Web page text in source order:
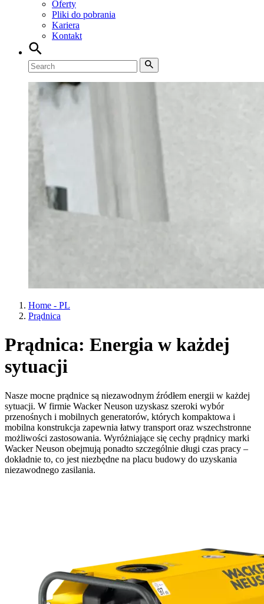
Oferty
Pliki do pobrania
Kariera
Kontakt
Home - PL
Prądnica
Prądnica: Energia w każdej
sytuacji
Nasze mocne prądnice są niezawodnym źródłem energii w każdej
sytuacji. W firmie Wacker Neuson uzyskasz szeroki wybór
przenośnych i mobilnych generatorów, których kompaktowa i
mobilna konstrukcja zapewnia łatwy transport oraz wszechstronne
możliwości zastosowania. Wyróżniające się cechy prądnicy marki
Wacker Neuson obejmują ponadto szczególnie długi czas pracy –
dokładnie to, co jest niezbędne na placu budowy do uzyskania
niezawodnego zasilania.